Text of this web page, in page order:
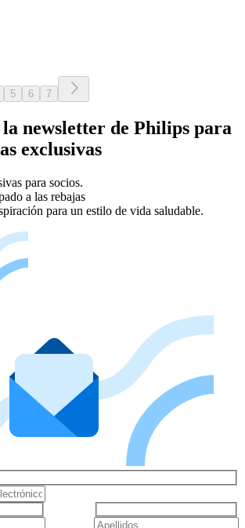
5 6 7
la newsletter de Philips para
exclusivas
para socios.
a las rebajas
para un estilo de vida saludable.